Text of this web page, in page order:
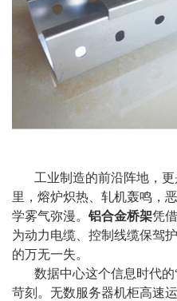
工业制造的前沿阵地，
里，熔炉炽热、轧机轰鸣，
学雾气弥漫。 铝合金桥架凭
为动力电缆、控制线缆保驾
的万无一失。
数据中心这个信息时代
苛刻。无数服务器机柜高速